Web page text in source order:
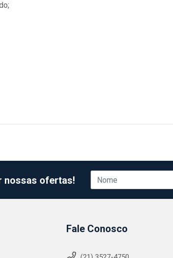
nossas ofertas!
Fale Conosco